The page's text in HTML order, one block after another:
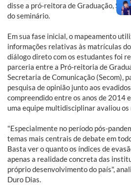
disse a pró-reitora de Graduação,
do seminário.
Em sua fase inicial, o mapeamento
informações relativas às matrículas
diálogo direto com os estudantes foi
parceria entre a Pró-reitoria de
Secretaria de Comunicação (Secom),
pesquisa de opinião junto aos
compreendido entre os anos de 2014
uma equipe multidisciplinar avaliou os
"Especialmente no período pós-
temas mais centrais de debate em
Basta ver o quanto os índices de
apenas a realidade concreta das
próprio desenvolvimento do país",
Duro Dias.